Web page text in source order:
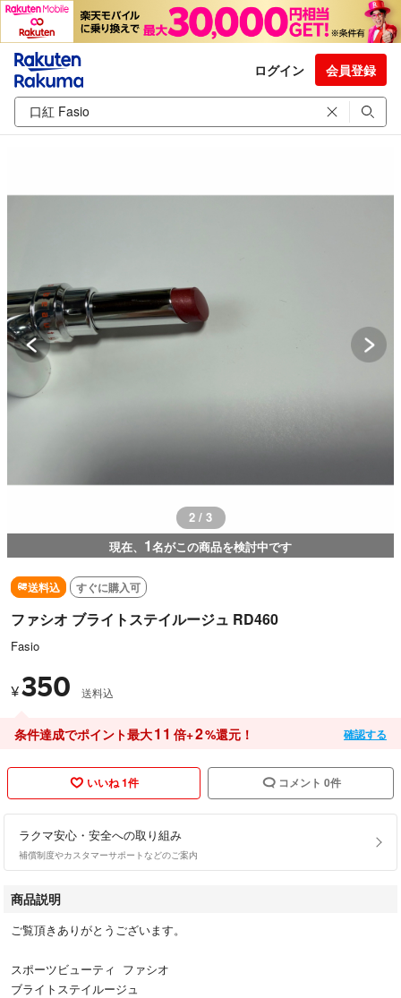
ログイン 会員登録
2 / 3
現在、 1名がこの商品を検討中です
送料込 すぐに購入可
ファシオ ブライトステイルージュ RD460
Fasio
¥350 送料込
条件達成でポイント最大11 倍+2%還元！ 確認する
いいね 1件 コメント 0件
ラクマ安心・安全への取り組み
補償制度やカスタマーサポートなどのご案内
商品説明
ご覧頂きありがとうございます。
スポーツビューティ ファシオ
ブライトステイルージュ